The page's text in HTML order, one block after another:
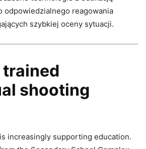
odpowiedzialnego reagowania
szybkiej oceny sytuacji.
shooting
increasingly supporting education.